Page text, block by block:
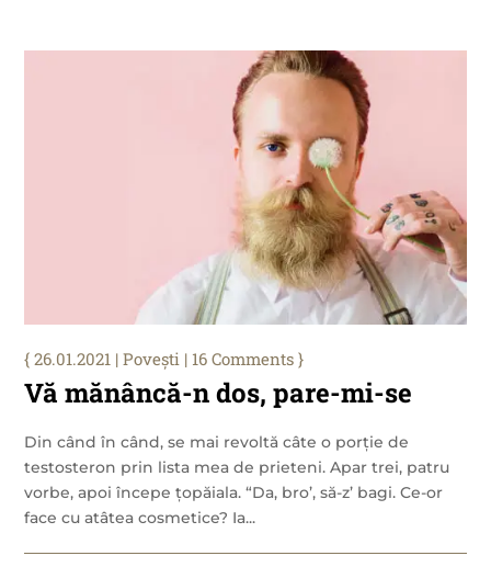
Vă mănâncă-n dos, pare-mi-se
26.01.2021 |Povești | 16 Comments
Din când în când, se mai revoltă câte o porție de
testosteron prin lista mea de prieteni. Apar trei, patru
vorbe, apoi începe țopăiala. “Da, bro’, să-z’ bagi. Ce-or
face cu atâtea cosmetice? Ia...